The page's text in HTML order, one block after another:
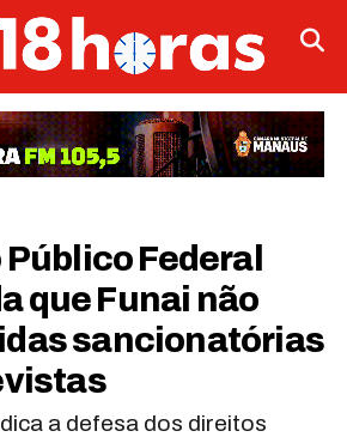
Federal
que Funai não
sancionatórias
a defesa dos direitos